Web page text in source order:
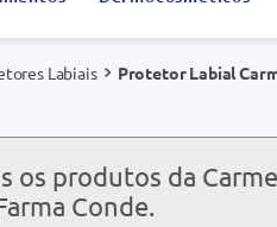
Labiais Protetor Labial
os produtos da
Conde.
20mg 6º